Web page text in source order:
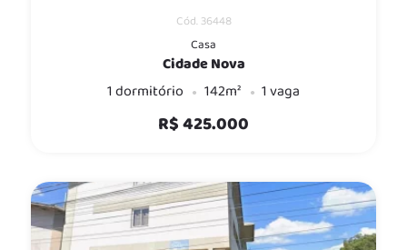
Cód. 36448
Casa
Cidade Nova
1 dormitório
142m² 1 vaga
R$ 425.000